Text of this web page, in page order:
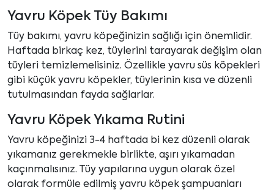
Yavru Köpek Tüy Bakımı
Tüy bakımı, yavru köpeğinizin sağlığı için önemlidir.
Haftada birkaç kez, tüylerini tarayarak değişim olan
tüyleri temizlemelisiniz. Özellikle yavru süs köpekleri
gibi küçük yavru köpekler, tüylerinin kısa ve düzenli
tutulmasından fayda sağlarlar.
Yavru Köpek Yıkama Rutini
Yavru köpeğinizi 3-4 haftada bi kez düzenli olarak
yıkamanız gerekmekle birlikte, aşırı yıkamadan
kaçınmalısınız. Tüy yapılarına uygun olarak özel
olarak formüle edilmiş yavru köpek şampuanları